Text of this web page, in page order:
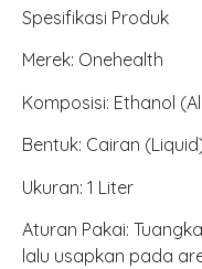
Spesifikasi Produk
Merek: Onehealth
Komposisi: Ethanol
Bentuk: Cairan
Ukuran: 1 Liter
Aturan Pakai:
lalu usapkan pada